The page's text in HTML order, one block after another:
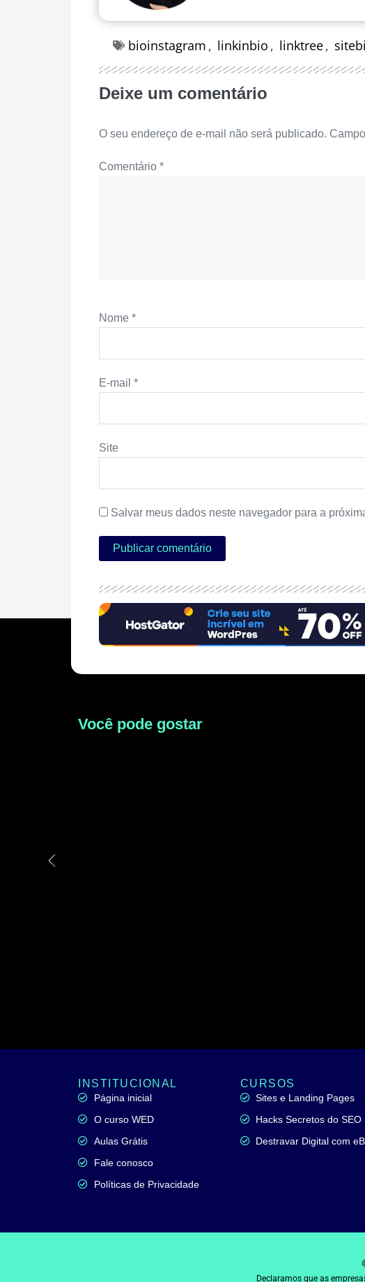
bioinstagram , linkinbio , linktree,
Deixe um comentário
O seu endereço de e-mail não será publicado.
Comentário *
Nome *
E-mail *
Site
Salvar meus dados neste navegador para a
Você pode gostar
INSTITUCIONAL
Página inicial
O curso WED
Aulas Grátis
Fale conosco
Políticas de Privacidade
CURSOS
Sites e Landing Pages
Hacks Secretos do SEO
Destravar Digital com
Declaramos que as